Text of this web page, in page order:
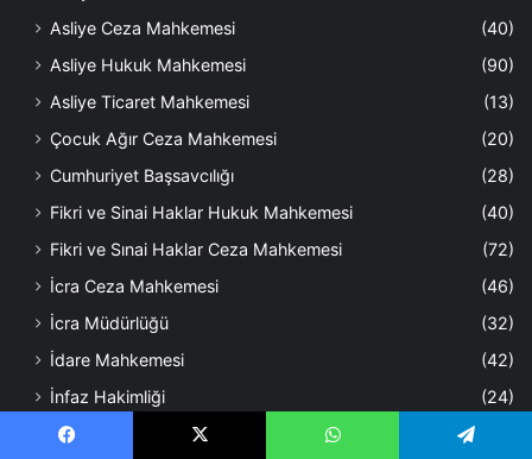
Asliye Ceza Mahkemesi
(40)
Asliye Hukuk Mahkemesi
(90)
Asliye Ticaret Mahkemesi
(13)
Çocuk Ağır Ceza Mahkemesi
(20)
Cumhuriyet Başsavcılığı
(28)
Fikri ve Sinai Haklar Hukuk Mahkemesi
(40)
Fikri ve Sınai Haklar Ceza Mahkemesi
(72)
İcra Ceza Mahkemesi
(46)
İcra Müdürlüğü
(32)
İdare Mahkemesi
(42)
İnfaz Hakimliği
(24)
İş Mahkemesi
(103)